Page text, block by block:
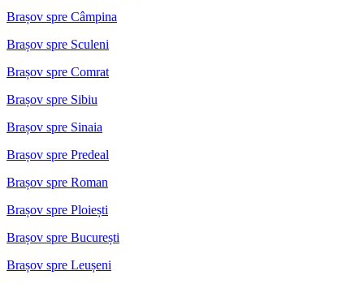
Brașov spre Câmpina
Brașov spre Sculeni
Brașov spre Comrat
Brașov spre Sibiu
Brașov spre Sinaia
Brașov spre Predeal
Brașov spre Roman
Brașov spre Ploiești
Brașov spre București
Brașov spre Leușeni